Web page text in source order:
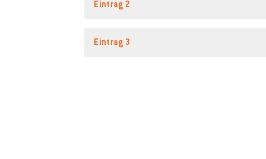
Eintrag 2
Eintrag 3